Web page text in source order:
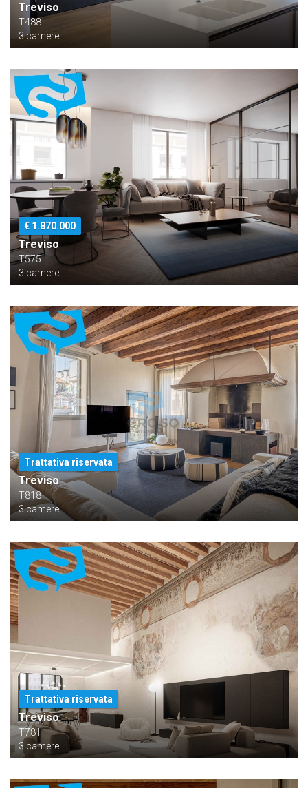
Treviso
T488
3 camere
€ 1.870.000
Treviso
T575
3 camere
Trattativa riservata
Treviso
T818
3 camere
Trattativa riservata
Treviso
T781
3 camere